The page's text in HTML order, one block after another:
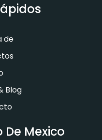
de
Blog
De Mexico